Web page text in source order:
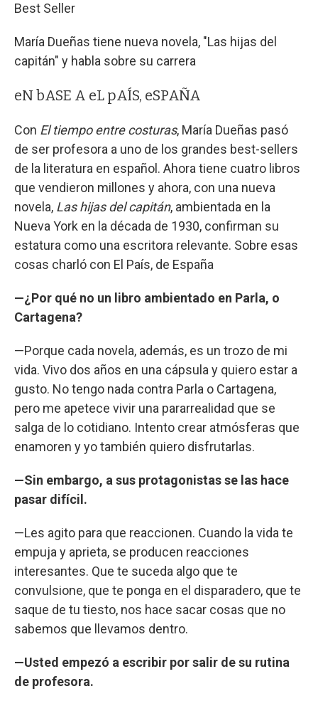
Best Seller
María Dueñas tiene nueva novela, "Las hijas del
capitán" y habla sobre su carrera
eN bASE A eL pAÍS, eSPAÑA
Con El tiempo entre costuras, María Dueñas pasó
de ser profesora a uno de los grandes best-sellers
de la literatura en español. Ahora tiene cuatro libros
que vendieron millones y ahora, con una nueva
novela, Las hijas del capitán, ambientada en la
Nueva York en la década de 1930, confirman su
estatura como una escritora relevante. Sobre esas
cosas charló con El País, de España
—¿Por qué no un libro ambientado en Parla, o
Cartagena?
—Porque cada novela, además, es un trozo de mi
vida. Vivo dos años en una cápsula y quiero estar a
gusto. No tengo nada contra Parla o Cartagena,
pero me apetece vivir una pararrealidad que se
salga de lo cotidiano. Intento crear atmósferas que
enamoren y yo también quiero disfrutarlas.
—Sin embargo, a sus protagonistas se las hace
pasar difícil.
—Les agito para que reaccionen. Cuando la vida te
empuja y aprieta, se producen reacciones
interesantes. Que te suceda algo que te
convulsione, que te ponga en el disparadero, que te
saque de tu tiesto, nos hace sacar cosas que no
sabemos que llevamos dentro.
—Usted empezó a escribir por salir de su rutina
de profesora.